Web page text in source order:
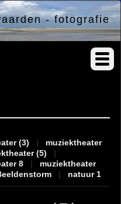
- fotografie
(3) |
muziektheater
(5)
|
8 |
muziektheater
| natuur 1